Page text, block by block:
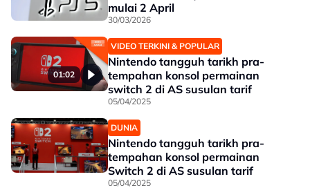
mulai 2 April
30/03/2026
01:02
VIDEO TERKINI & POPULAR
Nintendo tangguh tarikh pra-
tempahan konsol permainan
switch 2 di AS susulan tarif
05/04/2025
DUNIA
Nintendo tangguh tarikh pra-
tempahan konsol permainan
Switch 2 di AS susulan tarif
05/04/2025